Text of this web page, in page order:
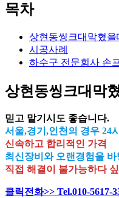
목차
상현동씽크대막혔을
시공사례
하수구 전문회사 손
상현동씽크대막
믿고 맡기시도 좋습니다.
서울,경기,인천의 경우 24
신속하고 합리적인 가격
최신장비와 오랜경험을
직접 해결이 불가능하다
클릭전화>> Tel.010-5617-